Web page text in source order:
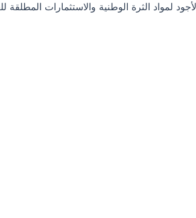
لمواد الثرة الوطنية والاستثمارات المطلقة